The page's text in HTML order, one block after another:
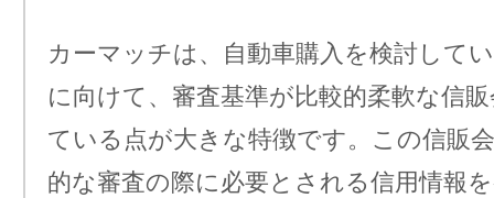
カーマッチは、自動車購入を検討して
に向けて、審査基準が比較的柔軟な信
ている点が大きな特徴です。この信販
的な審査の際に必要とされる信用情報